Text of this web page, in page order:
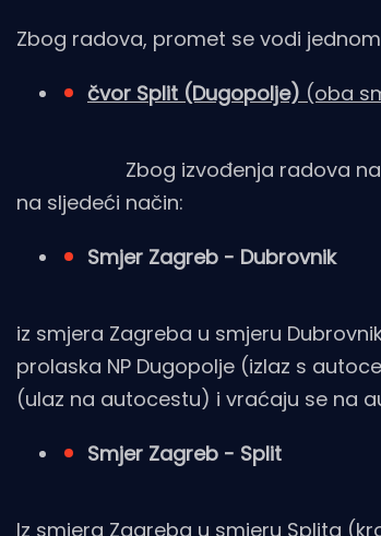
Zbog radova, promet se vodi
čvor Split (Dugopolje) (oba
Zbog izvođenja radova na
na sljedeći način:
Smjer Zagreb - Dubrovnik
iz smjera Zagreba u smjeru
prolaska NP Dugopolje (izlaz s
(ulaz na autocestu) i vraćaju se na
Smjer Zagreb - Split
Iz smjera Zagreba u smjeru Splita